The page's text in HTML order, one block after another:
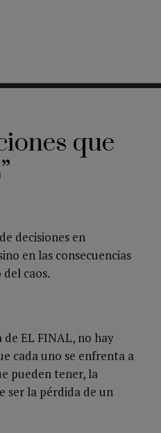
que
decisiones en
en las consecuencias
caos.
EL FINAL, no hay
cada uno se enfrenta a
pueden tener, la
ser la pérdida de un